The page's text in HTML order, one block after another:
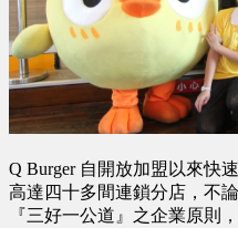
Q Burger 自開放加盟以來快
高達四十多間連鎖分店，不
『三好一公道』之企業原則